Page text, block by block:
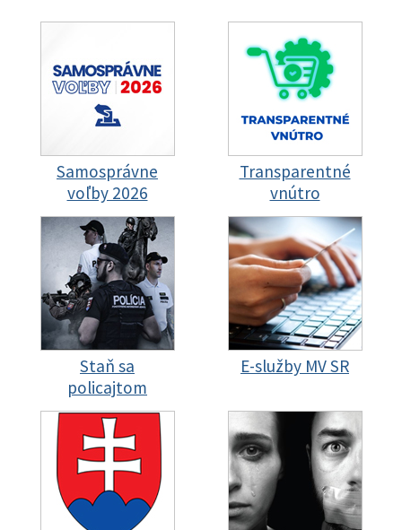
Samosprávne
voľby 2026
Transparentné
vnútro
Staň sa
policajtom
E-služby MV SR